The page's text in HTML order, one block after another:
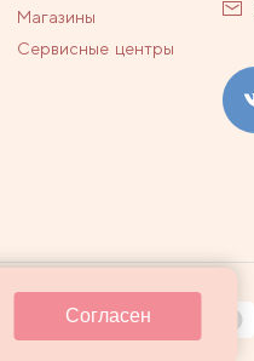
Магазины
Сервисные центры
Договор оферты
технологии
Карта
Согласен